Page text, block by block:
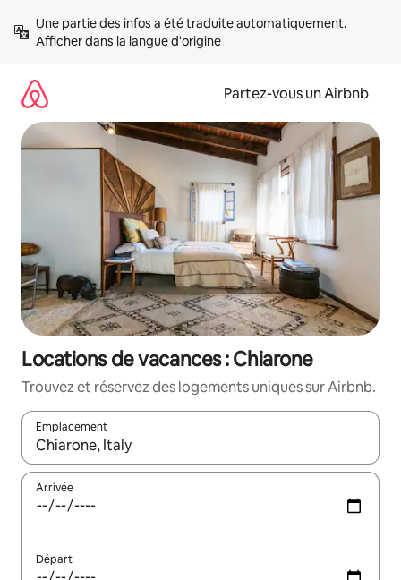
directement
Afficher dans la langue d'origine
Partez-vous un Airbnb
Locations de vacances : Chiarone
Trouvez et réservez des logements uniques sur Airbnb.
Emplacement
Quand les résultats sont affichés, parcourez-les en utilisant
Arrivée
Départ